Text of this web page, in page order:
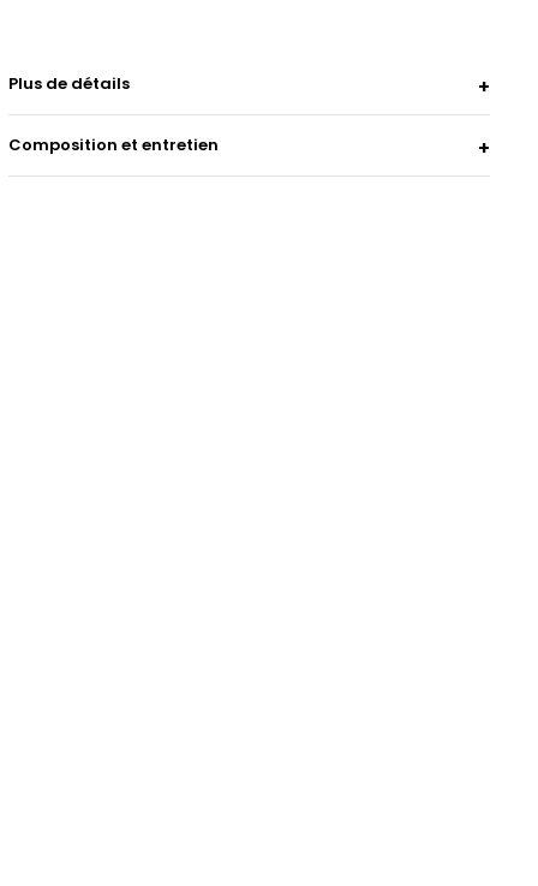
Plus de détails
Composition et entretien